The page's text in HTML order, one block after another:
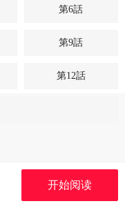
第6話
第9話
第12話
开始阅读